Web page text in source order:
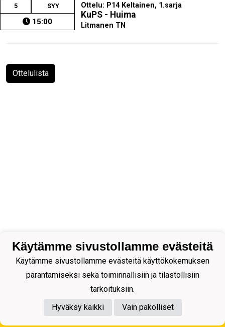
5 SYY
15:00
Ottelu: P14 Keltainen, 1.sarja
KuPS - Huima
Litmanen TN
Ottelulista
Tietosuojaseloste
Käytämme sivustollamme evästeitä
Käytämme sivustollamme evästeitä käyttökokemuksen
parantamiseksi sekä toiminnallisiin ja tilastollisiin
tarkoituksiin.
Hyväksy kaikki
Vain pakolliset